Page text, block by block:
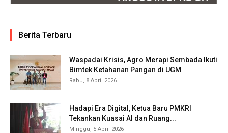
Berita Terbaru
Waspadai Krisis, Agro Merapi Sembada Ikuti
Bimtek Ketahanan Pangan di UGM
Rabu, 8 April 2026
Hadapi Era Digital, Ketua Baru PMKRI
Tekankan Kuasai AI dan Ruang...
Minggu, 5 April 2026